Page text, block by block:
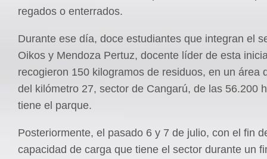
regados o enterrados.
Durante ese día, doce estudiantes que integran el
Oikos y Mendoza Pertuz, docente líder de esta
recogieron 150 kilogramos de residuos, en un área
del kilómetro 27, sector de Cangarú, de las 56.200
tiene el parque.
Posteriormente, el pasado 6 y 7 de julio, con el fin
capacidad de carga que tiene el sector durante un